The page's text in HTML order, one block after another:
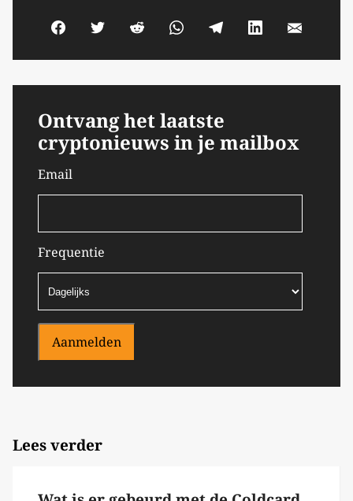
Ontvang het laatste
cryptonieuws in je mailbox
Email
Frequentie
Aanmelden
Lees verder